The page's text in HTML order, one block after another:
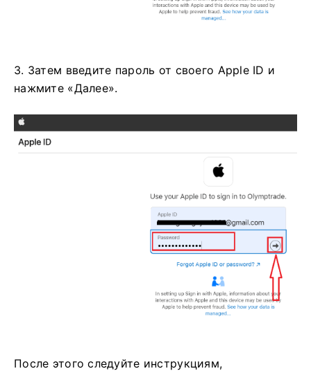
3. Затем введите пароль от своего Apple ID и
нажмите «Далее».
После этого следуйте инструкциям,